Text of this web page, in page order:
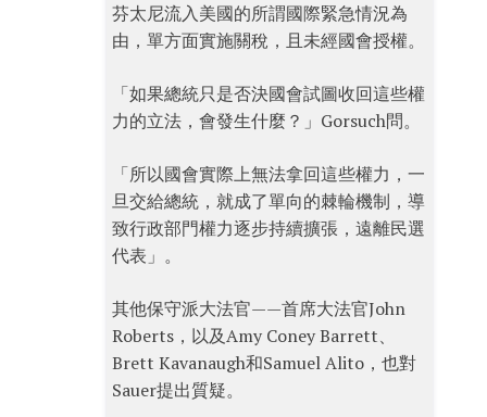
芬太尼流入美國的所謂國際緊急情況為
由，單方面實施關稅，且未經國會授權。
「如果總統只是否決國會試圖收回這些權
力的立法，會發生什麼？」Gorsuch問。
「所以國會實際上無法拿回這些權力，一
旦交給總統，就成了單向的棘輪機制，導
致行政部門權力逐步持續擴張，遠離民選
代表」。
其他保守派大法官——首席大法官John
Roberts，以及Amy Coney Barrett、
Brett Kavanaugh和Samuel Alito，也對
Sauer提出質疑。